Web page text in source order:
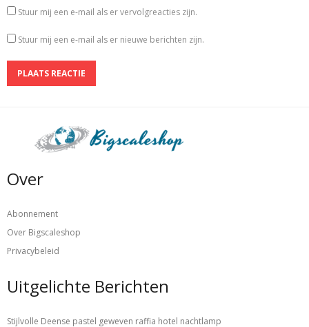
Stuur mij een e-mail als er vervolgreacties zijn.
Stuur mij een e-mail als er nieuwe berichten zijn.
Over
Abonnement
Over Bigscaleshop
Privacybeleid
Uitgelichte Berichten
Stijlvolle Deense pastel geweven raffia hotel nachtlamp